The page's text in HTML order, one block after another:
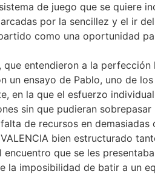
de juego que se quiere
por la sencillez y el ir
como una oportunidad
entendieron a la
ensayo de Pablo, uno de
en la que el esfuerzo
sin que pudieran
de recursos en
bien estructurado
que se les
la imposibilidad de batir a un